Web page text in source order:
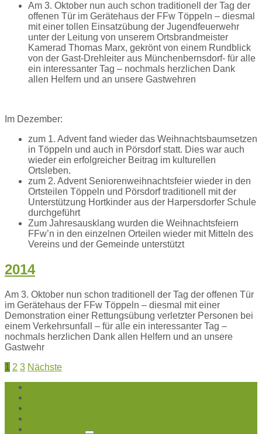
Am 3. Oktober nun auch schon traditionell der Tag der
offenen Tür im Gerätehaus der FFw Töppeln – diesmal
mit einer tollen Einsatzübung der Jugendfeuerwehr
unter der Leitung von unserem Ortsbrandmeister
Kamerad Thomas Marx, gekrönt von einem Rundblick
von der Gast-Drehleiter aus Münchenbernsdorf- für alle
ein interessanter Tag – nochmals herzlichen Dank
allen Helfern und an unsere Gastwehren
Im Dezember:
zum 1. Advent fand wieder das Weihnachtsbaumsetzen
in Töppeln und auch in Pörsdorf statt. Dies war auch
wieder ein erfolgreicher Beitrag im kulturellen
Ortsleben.
zum 2. Advent Seniorenweihnachtsfeier wieder in den
Ortsteilen Töppeln und Pörsdorf traditionell mit der
Unterstützung Hortkinder aus der Harpersdorfer Schule
durchgeführt
Zum Jahresausklang wurden die Weihnachtsfeiern
FFw’n in den einzelnen Orteilen wieder mit Mitteln des
Vereins und der Gemeinde unterstützt
2014
Am 3. Oktober nun schon traditionell der Tag der offenen Tür
im Gerätehaus der FFw Töppeln – diesmal mit einer
Demonstration einer Rettungsübung verletzter Personen bei
einem Verkehrsunfall – für alle ein interessanter Tag –
nochmals herzlichen Dank allen Helfern und an unsere
Gastwehr
Beitragsnavigation
1 2 3 Nächste